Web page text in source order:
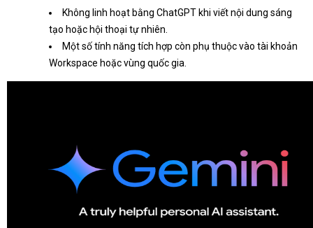
Không linh hoạt bằng ChatGPT khi viết nội dung sáng
tạo hoặc hội thoại tự nhiên.
Một số tính năng tích hợp còn phụ thuộc vào tài khoản
Workspace hoặc vùng quốc gia.